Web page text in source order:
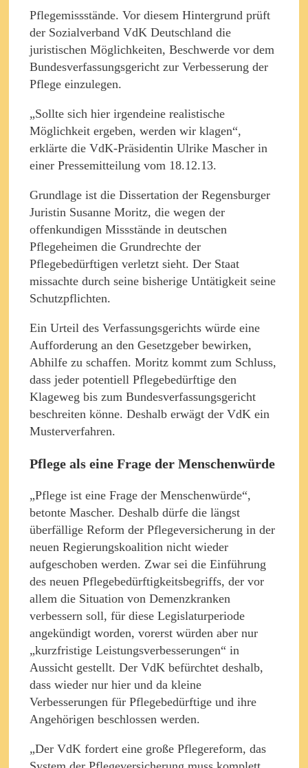
Pflegemissstände. Vor diesem Hintergrund prüft
der Sozialverband VdK Deutschland die
juristischen Möglichkeiten, Beschwerde vor dem
Bundesverfassungsgericht zur Verbesserung der
Pflege einzulegen.
„Sollte sich hier irgendeine realistische
Möglichkeit ergeben, werden wir klagen“,
erklärte die VdK-Präsidentin Ulrike Mascher in
einer Pressemitteilung vom 18.12.13.
Grundlage ist die Dissertation der Regensburger
Juristin Susanne Moritz, die wegen der
offenkundigen Missstände in deutschen
Pflegeheimen die Grundrechte der
Pflegebedürftigen verletzt sieht. Der Staat
missachte durch seine bisherige Untätigkeit seine
Schutzpflichten.
Ein Urteil des Verfassungsgerichts würde eine
Aufforderung an den Gesetzgeber bewirken,
Abhilfe zu schaffen. Moritz kommt zum Schluss,
dass jeder potentiell Pflegebedürftige den
Klageweg bis zum Bundesverfassungsgericht
beschreiten könne. Deshalb erwägt der VdK ein
Musterverfahren.
Pflege als eine Frage der Menschenwürde
„Pflege ist eine Frage der Menschenwürde“,
betonte Mascher. Deshalb dürfe die längst
überfällige Reform der Pflegeversicherung in der
neuen Regierungskoalition nicht wieder
aufgeschoben werden. Zwar sei die Einführung
des neuen Pflegebedürftigkeitsbegriffs, der vor
allem die Situation von Demenzkranken
verbessern soll, für diese Legislaturperiode
angekündigt worden, vorerst würden aber nur
„kurzfristige Leistungsverbesserungen“ in
Aussicht gestellt. Der VdK befürchtet deshalb,
dass wieder nur hier und da kleine
Verbesserungen für Pflegebedürftige und ihre
Angehörigen beschlossen werden.
„Der VdK fordert eine große Pflegereform, das